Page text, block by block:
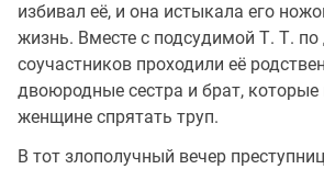
избивал её, и она истыкала его
жизнь. Вместе с подсудимой Т. Т. по
соучастников проходили её
двоюродные сестра и брат, которые
женщине спрятать труп.
В тот злополучный вечер